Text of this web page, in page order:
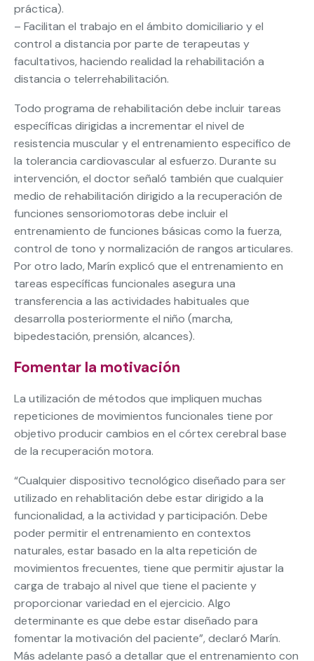
práctica).
– Facilitan el trabajo en el ámbito domiciliario y el
control a distancia por parte de terapeutas y
facultativos, haciendo realidad la rehabilitación a
distancia o telerrehabilitación.
Todo programa de rehabilitación debe incluir tareas
específicas dirigidas a incrementar el nivel de
resistencia muscular y el entrenamiento especifico de
la tolerancia cardiovascular al esfuerzo. Durante su
intervención, el doctor señaló también que cualquier
medio de rehabilitación dirigido a la recuperación de
funciones sensoriomotoras debe incluir el
entrenamiento de funciones básicas como la fuerza,
control de tono y normalización de rangos articulares.
Por otro lado, Marín explicó que el entrenamiento en
tareas específicas funcionales asegura una
transferencia a las actividades habituales que
desarrolla posteriormente el niño (marcha,
bipedestación, prensión, alcances).
Fomentar la motivación
La utilización de métodos que impliquen muchas
repeticiones de movimientos funcionales tiene por
objetivo producir cambios en el córtex cerebral base
de la recuperación motora.
“Cualquier dispositivo tecnológico diseñado para ser
utilizado en rehablitación debe estar dirigido a la
funcionalidad, a la actividad y participación. Debe
poder permitir el entrenamiento en contextos
naturales, estar basado en la alta repetición de
movimientos frecuentes, tiene que permitir ajustar la
carga de trabajo al nivel que tiene el paciente y
proporcionar variedad en el ejercicio. Algo
determinante es que debe estar diseñado para
fomentar la motivación del paciente”, declaró Marín.
Más adelante pasó a detallar que el entrenamiento con